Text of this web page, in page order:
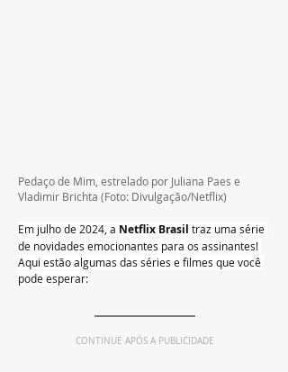
Pedaço de Mim, estrelado por Juliana Paes e
Vladimir Brichta (Foto: Divulgação/Netflix)
Em julho de 2024, a Netflix Brasil traz uma série
de novidades emocionantes para os assinantes!
Aqui estão algumas das séries e filmes que você
pode esperar:
CONTINUE APÓS A PUBLICIDADE